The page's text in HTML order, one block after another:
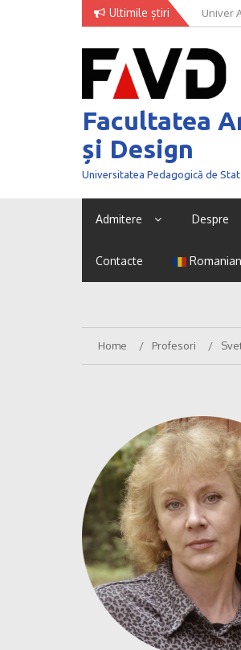
Ultimile știri
Univer
curaj
Facultatea
și Design
Universitatea Pedagogică de Stat
Admitere Despre
Contacte Romanian
Home Profesori